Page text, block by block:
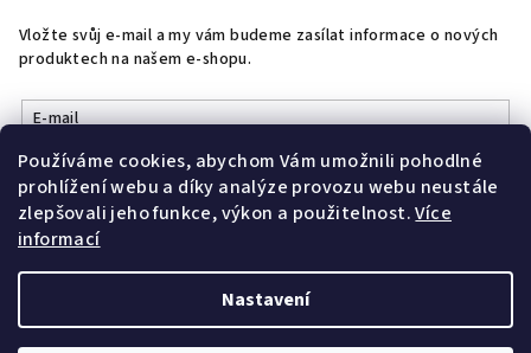
Používáme cookies, abychom Vám umožnili pohodlné
prohlížení webu a díky analýze provozu webu neustále
zlepšovali jeho funkce, výkon a použitelnost.Více
informací
Nastavení
Vložte svůj e-mail a my vám budeme zasílat informace o nových
produktech na našem e-shopu.
E-mail
Vložením e-mailu souhlasíte spodmínkami ochrany osobních
údajů
Přihlásit se